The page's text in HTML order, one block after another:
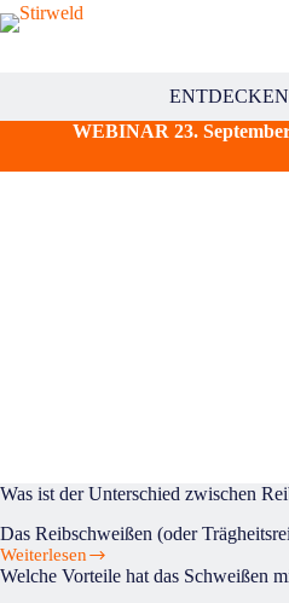
Zum
Inhalt
WEBINAR 23.
Was ist der Unterschied zwischen
Das Reibschweißen (oder
Weiterlesen
Was
ist
Welche Vorteile hat das Schweißen